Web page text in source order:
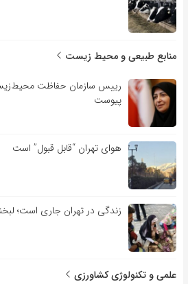
منابع طبیعی و محیط زیست
رییس سازمان حفاظت
پیوست
هوای تهران “قابل قبول” است
زندگی در تهران جاری است؛
علمی و تکنولوژی کشاورزی